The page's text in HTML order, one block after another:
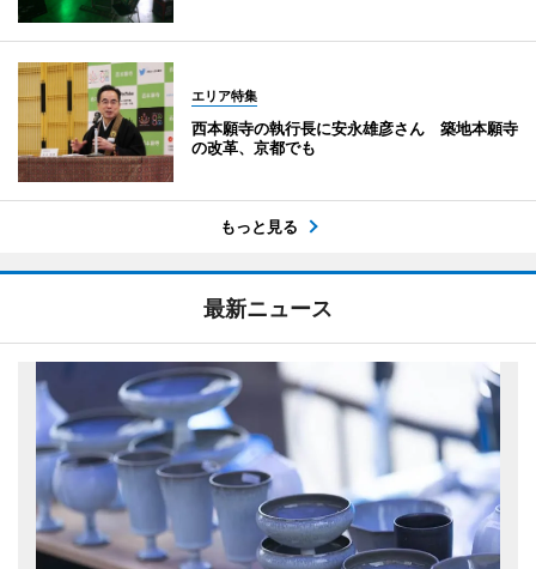
エリア特集
西本願寺の執行長に安永雄彦さん 築地本願寺
の改革、京都でも
もっと見る
最新ニュース